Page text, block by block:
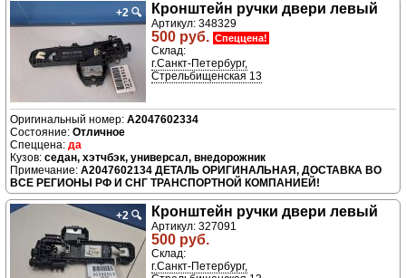
+2 🔍 Кронштейн ручки двери левый
Артикул: 348329
500 руб. Спеццена!
Склад:
г.Санкт-Петербург,
Стрельбищенская 13
A2047602334
Отличное
да
седан, хэтчбэк, универсал, внедорожник
A2047602134 ДЕТАЛЬ ОРИГИНАЛЬНАЯ, ДОСТАВКА ВО
ВСЕ РЕГИОНЫ РФ И СНГ ТРАНСПОРТНОЙ КОМПАНИЕЙ!
+2 🔍 Кронштейн ручки двери левый
Артикул: 327091
500 руб.
Склад:
г.Санкт-Петербург,